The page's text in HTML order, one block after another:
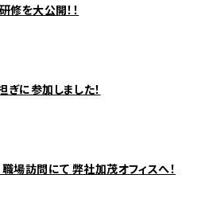
を大公開！！
に参加しました！
場訪問にて 弊社加茂オフィスへ！